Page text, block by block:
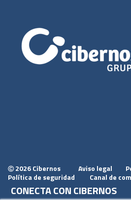
Ⓒ 2026 Cibernos Aviso legal
Política de seguridad
Canal de
CONECTA CON CIBERNOS